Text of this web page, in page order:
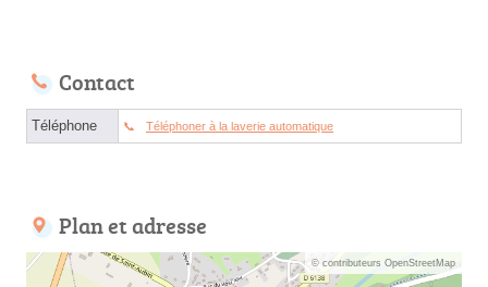
Contact
Téléphone Téléphoner à la laverie automatique
Plan et adresse
© contributeurs OpenStreetMap